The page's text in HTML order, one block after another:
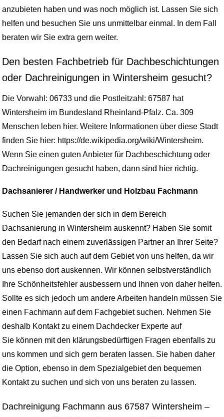
anzubieten haben und was noch möglich ist. Lassen Sie sich
helfen und besuchen Sie uns unmittelbar einmal. In dem Fall
beraten wir Sie extra gern weiter.
Den besten Fachbetrieb für Dachbeschichtungen
oder Dachreinigungen in Wintersheim gesucht?
Die Vorwahl: 06733 und die Postleitzahl: 67587 hat
Wintersheim im Bundesland Rheinland-Pfalz. Ca. 309
Menschen leben hier. Weitere Informationen über diese Stadt
finden Sie hier: https://de.wikipedia.org/wiki/Wintersheim.
Wenn Sie einen guten Anbieter für Dachbeschichtung oder
Dachreinigungen gesucht haben, dann sind hier richtig.
Dachsanierer / Handwerker und Holzbau Fachmann
Suchen Sie jemanden der sich in dem Bereich
Dachsanierung in Wintersheim auskennt? Haben Sie somit
den Bedarf nach einem zuverlässigen Partner an Ihrer Seite?
Lassen Sie sich auch auf dem Gebiet von uns helfen, da wir
uns ebenso dort auskennen. Wir können selbstverständlich
Ihre Schönheitsfehler ausbessern und Ihnen von daher helfen.
Sollte es sich jedoch um andere Arbeiten handeln müssen Sie
einen Fachmann auf dem Fachgebiet suchen. Nehmen Sie
deshalb Kontakt zu einem Dachdecker Experte auf
Sie können mit den klärungsbedürftigen Fragen ebenfalls zu
uns kommen und sich gern beraten lassen. Sie haben daher
die Option, ebenso in dem Spezialgebiet den bequemen
Kontakt zu suchen und sich von uns beraten zu lassen.
Dachreinigung Fachmann aus 67587 Wintersheim –